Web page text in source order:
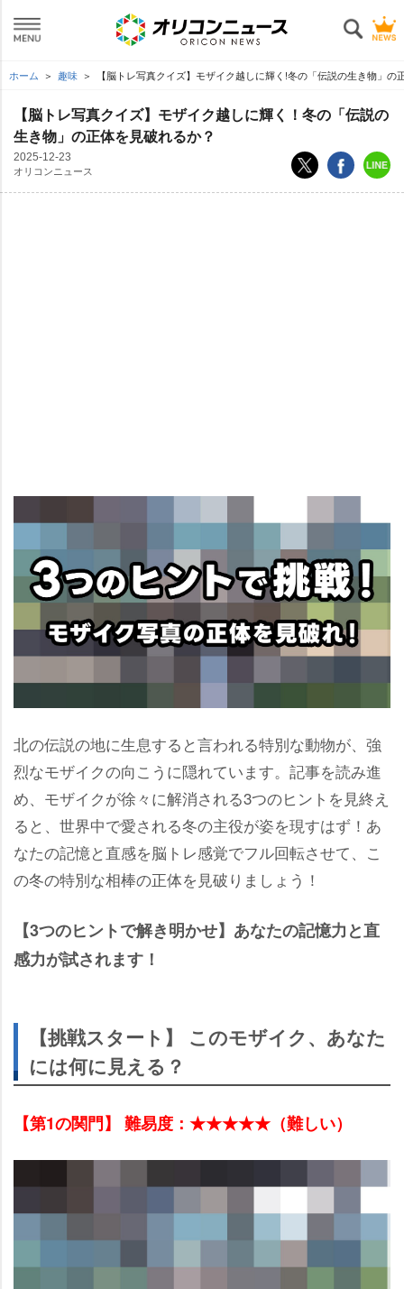
ホーム 趣味 【脳トレ写真クイズ】モザイク越しに輝く!冬の「伝説の生き物」の
【脳トレ写真クイズ】モザイク越しに輝く！冬の「伝説の
生き物」の正体を見破れるか？
2025-12-23
オリコンニュース
北の伝説の地に生息すると言われる特別な動物が、強
烈なモザイクの向こうに隠れています。記事を読み進
め、モザイクが徐々に解消される3つのヒントを見終え
ると、世界中で愛される冬の主役が姿を現すはず！あ
なたの記憶と直感を脳トレ感覚でフル回転させて、こ
の冬の特別な相棒の正体を見破りましょう！
【3つのヒントで解き明かせ】あなたの記憶力と直
感力が試されます！
【挑戦スタート】 このモザイク、あなた
には何に見える？
【第1の関門】 難易度：★★★★★（難しい）